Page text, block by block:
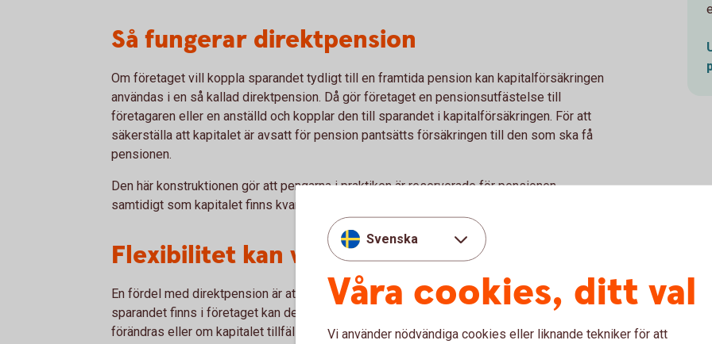
Så fungerar direktpension
Om företaget vill koppla sparandet tydligt till en framtida pension kan kapitalförsäkringen
användas i en så kallad direktpension. Då gör företaget en pensionsutfästelse till
företagaren eller en anställd och kopplar den till sparandet i kapitalförsäkringen. För att
säkerställa att kapitalet är avsatt för pension pantsätts försäkringen till den som ska få
pensionen.
Den här konstruktionen gör att pengarna i praktiken är reserverade för pensionen
samtidigt som kapitalet finns kvar i bolaget tills pensionen betalas ut.
Flexibilitet kan vara värdefullt för företagare
En fördel med direktpension är att lösningen kan vara relativt flexibel. Eftersom
sparandet finns i företaget kan det ge större handlingsutrymme om verksamheten
förändras eller om kapitalet tillfälligt behöver användas i bolaget.
Svenska
Våra cookies, ditt val
Vi använder nödvändiga cookies eller liknande tekniker för att